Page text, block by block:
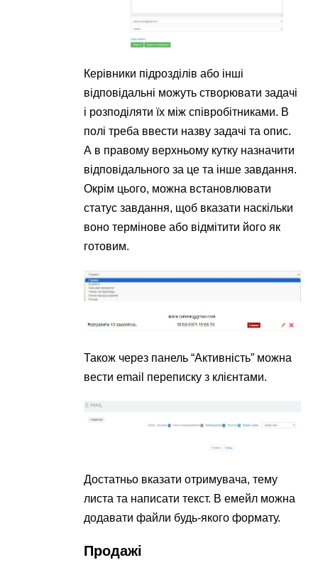
Керівники підрозділів або інші
відповідальні можуть створювати задачі
і розподіляти їх між співробітниками. В
полі треба ввести назву задачі та опис.
А в правому верхньому кутку назначити
відповідального за це та інше завдання.
Окрім цього, можна встановлювати
статус завдання, щоб вказати наскільки
воно термінове або відмітити його як
готовим.
Також через панель “Активність” можна
вести email переписку з клієнтами.
Достатньо вказати отримувача, тему
листа та написати текст. В емейл можна
додавати файли будь-якого формату.
Продажі